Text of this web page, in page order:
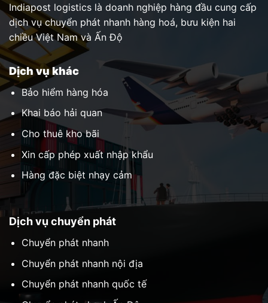
Indiapost logistics là doanh nghiệp hàng đầu cung cấp
dịch vụ chuyển phát nhanh hàng hoá, bưu kiện hai
chiều Việt Nam và Ấn Độ
Dịch vụ chuyển phát
Chuyển phát nhanh
Chuyển phát nhanh nội địa
Chuyển phát nhanh quốc tế
Dịch vụ khác
Bảo hiểm hàng hóa
Khai báo hải quan
Cho thuê kho bãi
Xin cấp phép xuất nhập khẩu
Hàng đặc biệt nhạy cảm